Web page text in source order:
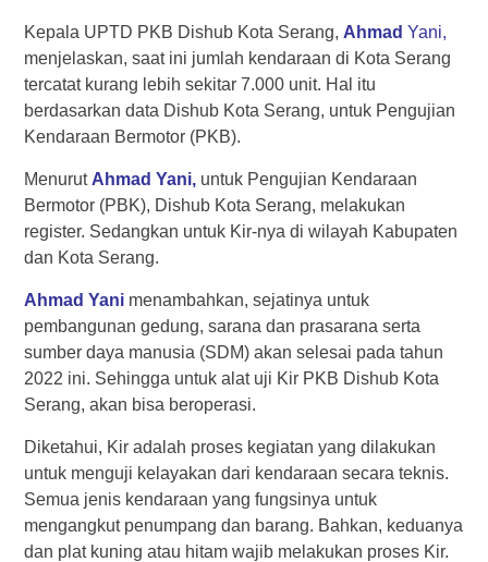
Kepala UPTD PKB Dishub Kota Serang, Ahmad Yani,
menjelaskan, saat ini jumlah kendaraan di Kota Serang
tercatat kurang lebih sekitar 7.000 unit. Hal itu
berdasarkan data Dishub Kota Serang, untuk Pengujian
Kendaraan Bermotor (PKB).
Menurut Ahmad Yani,untuk Pengujian Kendaraan
Bermotor (PBK), Dishub Kota Serang, melakukan
register. Sedangkan untuk Kir-nya di wilayah Kabupaten
dan Kota Serang.
Ahmad Yanimenambahkan, sejatinya untuk
pembangunan gedung, sarana dan prasarana serta
sumber daya manusia (SDM) akan selesai pada tahun
2022 ini. Sehingga untuk alat uji Kir PKB Dishub Kota
Serang, akan bisa beroperasi.
Diketahui, Kir adalah proses kegiatan yang dilakukan
untuk menguji kelayakan dari kendaraan secara teknis.
Semua jenis kendaraan yang fungsinya untuk
mengangkut penumpang dan barang. Bahkan, keduanya
dan plat kuning atau hitam wajib melakukan proses Kir.